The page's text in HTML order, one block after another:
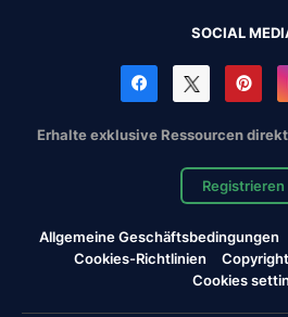
SOCIAL
Erhalte exklusive Ressourcen
Registrieren
Allgemeine Geschäftsbedingungen
Cookies-Richtlinien
Cookies